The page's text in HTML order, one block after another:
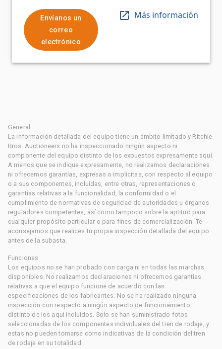
Envíanos un
correo
electrónico
Más información
General
La información detallada del equipo tiene un ámbito limitado y Ritchie
Bros. Auctioneers no ha inspeccionado ningún aspecto ni
componente del equipo distinto de los expuestos expresamente aquí.
A menos que se indique expresamente, no realizamos declaraciones
ni ofrecemos garantías, expresas o implícitas, con respecto al equipo
o a sus componentes, incluidas, entre otras, representaciones o
garantías relativas a la funcionalidad, la conformidad o el
cumplimiento de normativas de seguridad de autoridades u órganos
reguladores competentes, así como tampoco sobre la aptitud para
cualquier propósito particular o para fines de comercialización. Te
aconsejamos que realices tu propia inspección detallada del equipo
antes de la subasta.
Funciones
Los equipos no se han probado con carga ni en todas las marchas
disponibles. No realizamos declaraciones ni ofrecemos garantías
relativas a que el equipo funcione de acuerdo con las
especificaciones de los fabricantes. No se ha realizado ninguna
inspección con respecto a ningún aspecto de funcionamiento
distinto de los aquí incluidos. Solo se han suministrado fotos
seleccionadas de los componentes individuales del tren de rodaje, y
estas no pueden tomarse como indicativas de la condición del tren
de rodaje en su totalidad.